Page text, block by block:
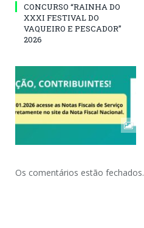
CONCURSO “RAINHA DO
XXXI FESTIVAL DO
VAQUEIRO E PESCADOR”
2026
Os comentários estão fechados.